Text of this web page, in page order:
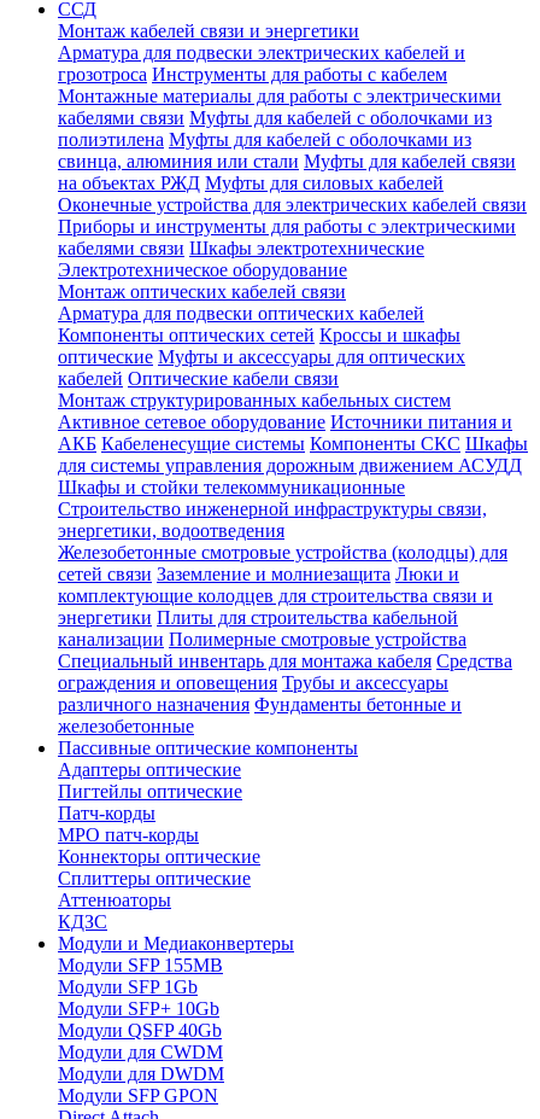
ССД
Монтаж кабелей связи и энергетики
Арматура для подвески электрических кабелей и
грозотроса Инструменты для работы с кабелем
Монтажные материалы для работы с электрическими
кабелями связи Муфты для кабелей с оболочками из
полиэтилена Муфты для кабелей с оболочками из
свинца, алюминия или стали Муфты для кабелей связи
на объектах РЖД Муфты для силовых кабелей
Оконечные устройства для электрических кабелей связи
Приборы и инструменты для работы с электрическими
кабелями связи Шкафы электротехнические
Электротехническое оборудование
Монтаж оптических кабелей связи
Арматура для подвески оптических кабелей
Компоненты оптических сетей Кроссы и шкафы
оптические Муфты и аксессуары для оптических
кабелей Оптические кабели связи
Монтаж структурированных кабельных систем
Активное сетевое оборудование Источники питания и
АКБ Кабеленесущие системы Компоненты СКС Шкафы
для системы управления дорожным движением АСУДД
Шкафы и стойки телекоммуникационные
Строительство инженерной инфраструктуры связи,
энергетики, водоотведения
Железобетонные смотровые устройства (колодцы) для
сетей связи Заземление и молниезащита Люки и
комплектующие колодцев для строительства связи и
энергетики Плиты для строительства кабельной
канализации Полимерные смотровые устройства
Специальный инвентарь для монтажа кабеля Средства
ограждения и оповещения Трубы и аксессуары
различного назначения Фундаменты бетонные и
железобетонные
Пассивные оптические компоненты
Адаптеры оптические
Пигтейлы оптические
Патч-корды
MPO патч-корды
Коннекторы оптические
Сплиттеры оптические
Аттенюаторы
КДЗС
Модули и Медиаконвертеры
Модули SFP 155MB
Модули SFP 1Gb
Модули SFP+ 10Gb
Модули QSFP 40Gb
Модули для CWDM
Модули для DWDM
Модули SFP GPON